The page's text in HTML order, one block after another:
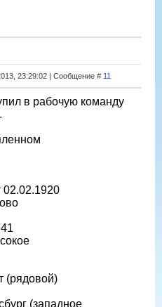
23:29:02 | Сообщение # 11
в рабочую команду
02.02.1920
(рядовой)
(западное